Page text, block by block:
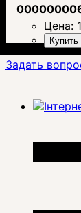
Цена:
Купить
Задать